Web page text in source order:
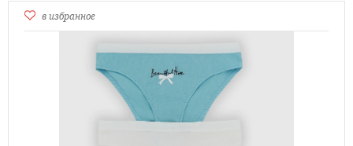
в избранное